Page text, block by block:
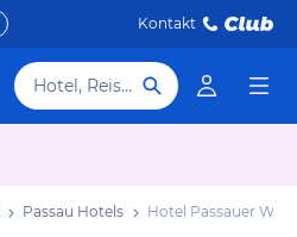
Kontakt
Hotel, Reiseziel
Passau Hotels Hotel Passauer Wolf